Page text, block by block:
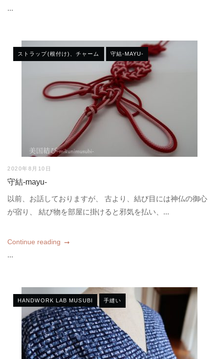
...
ストラップ(根付け)、チャーム 守結-MAYU-
2020年8月10日
守結-mayu-
以前、お話しておりますが、 古より、結び目には神仏の御心
が宿り、 結び物を部屋に掛けると邪気を払い、...
Continue reading
...
HANDWORK LAB MUSUBI 手縫い